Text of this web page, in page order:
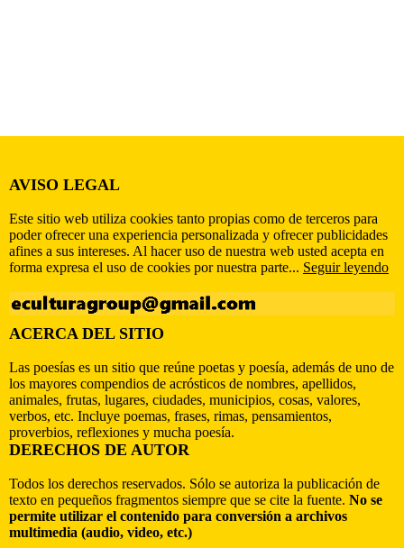
AVISO LEGAL
Este sitio web utiliza cookies tanto propias como de terceros para
poder ofrecer una experiencia personalizada y ofrecer publicidades
afines a sus intereses. Al hacer uso de nuestra web usted acepta en
forma expresa el uso de cookies por nuestra parte... Seguir leyendo
ACERCA DEL SITIO
Las poesías es un sitio que reúne poetas y poesía, además de uno de
los mayores compendios de acrósticos de nombres, apellidos,
animales, frutas, lugares, ciudades, municipios, cosas, valores,
verbos, etc. Incluye poemas, frases, rimas, pensamientos,
proverbios, reflexiones y mucha poesía.
DERECHOS DE AUTOR
Todos los derechos reservados. Sólo se autoriza la publicación de
texto en pequeños fragmentos siempre que se cite la fuente. No se
permite utilizar el contenido para conversión a archivos
multimedia (audio, video, etc.)